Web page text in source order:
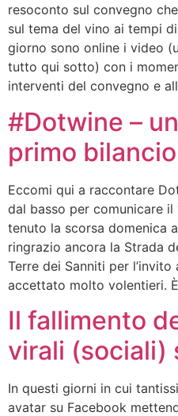
resoconto sul convegno
sul tema del vino ai tempi
giorno sono online i video
tutto qui sotto) con i
interventi del convegno e
#Dotwine –
primo
Eccomi qui a raccontare
dal basso per comunicare
tenuto la scorsa domenica
ringrazio ancora la Strada
Terre dei Sanniti per
accettato molto volentieri.
Il fallimento
virali (sociali)
In questi giorni in cui
avatar su Facebook